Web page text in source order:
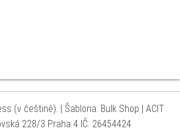
(v češtině). | Šablona: Bulk Shop | ACIT
228/3 Praha 4 IČ: 26454424